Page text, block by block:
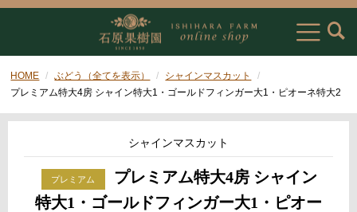
HOME ぶどう（全てを表示）
シャインマスカット
プレミアム特大4房 シャイン特大1・ゴールドフィンガー大1・ピオーネ特大2
シャインマスカット
プレミアム特大4房 シャイン
特大1・ゴールドフィンガー大1・ピオー